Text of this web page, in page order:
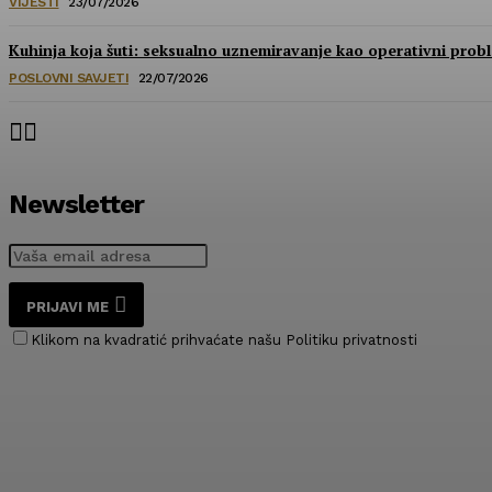
Kuhinja koja šuti: seksualno uznemiravanje kao operativni
POSLOVNI SAVJETI 22/07/2026
Newsletter
PRIJAVI ME
Klikom na kvadratić prihvaćate našu Politiku privatnosti